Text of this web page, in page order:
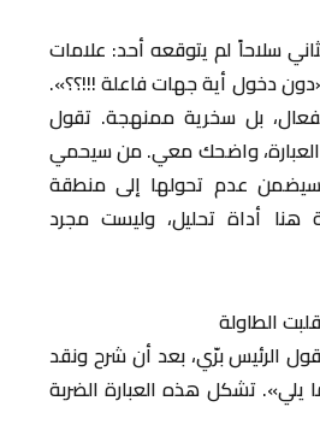
سلاحاً لم يتوقعه أحد: علامات
دخول أية جهات فاعلة !!!؟؟».
بل سخرية ممنهجة. تقول
العبارة، واضحك معي. من سيحمي
عدم تحولها إلى منطقة
هنا أداة تحليل، وليست مجرد
الطاولة
الرئيس برّي، بعد أن شرح ونقد
تشكل هذه العبارة الضربة